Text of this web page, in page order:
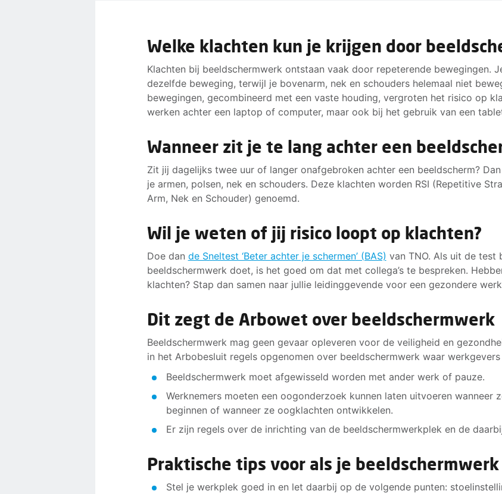
Welke klachten kun je krijgen door
Klachten bij beeldschermwerk ontstaan vaak door repeterende bewegingen.
dezelfde beweging, terwijl je bovenarm, nek en schouders helemaal niet
bewegingen, gecombineerd met een vaste houding, vergroten het risico op
werken achter een laptop of computer, maar ook bij het gebruik van een
Wanneer zit je te lang achter een
Zit jij dagelijks twee uur of langer onafgebroken achter een beeldscherm?
je armen, polsen, nek en schouders. Deze klachten worden RSI (Repetitive
Arm, Nek en Schouder) genoemd.
Wil je weten of jij risico loopt op klachten?
Doe dan de Sneltest ‘Beter achter je schermen’ (BAS) van TNO. Als uit de
beeldschermwerk doet, is het goed om dat met collega’s te bespreken.
klachten? Stap dan samen naar jullie leidinggevende voor een gezondere
Dit zegt de Arbowet over beeldschermwerk
Beeldschermwerk mag geen gevaar opleveren voor de veiligheid en
in het Arbobesluit regels opgenomen over beeldschermwerk waar
Beeldschermwerk moet afgewisseld worden met ander werk of pauze.
Werknemers moeten een oogonderzoek kunnen laten uitvoeren wanneer
beginnen of wanneer ze oogklachten ontwikkelen.
Er zijn regels over de inrichting van de beeldschermwerkplek en de
Praktische tips voor als je
Stel je werkplek goed in en let daarbij op de volgende punten: